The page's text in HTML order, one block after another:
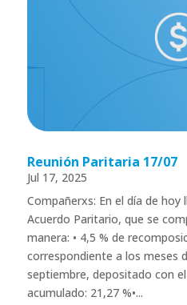
Reunión Paritaria 17/07
Jul 17, 2025
Compañerxs: En el día de hoy
Acuerdo Paritario, que se
manera: • 4,5 % de
correspondiente a los meses
septiembre, depositado con
acumulado: 21,27 %•...